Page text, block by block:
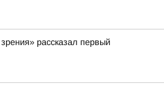
рассказал первый